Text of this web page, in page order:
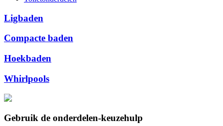
Ligbaden
Compacte baden
Hoekbaden
Whirlpools
Gebruik de onderdelen-keuzehulp